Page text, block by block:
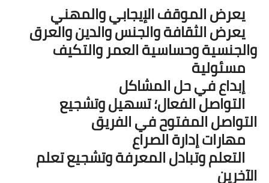
يعرض الموقف الإيجابي والمهني
يعرض الثقافة والجنس والدين والعرق
والجنسية وحساسية العمر والتكيف
مسئولية
إبداع في حل المشاكل
التواصل الفعال؛ تسهيل وتشجيع
التواصل المفتوح في الفريق
مهارات إدارة الصراع
التعلم وتبادل المعرفة وتشجيع تعلم
الآخرين